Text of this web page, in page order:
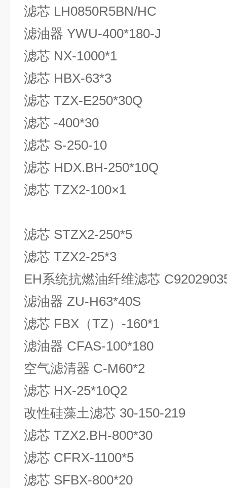
滤芯 LH0850R5BN/HC
滤油器 YWU-400*180-J
滤芯 NX-1000*1
滤芯 HBX-63*3
滤芯 TZX-E250*30Q
滤芯 -400*30
滤芯 S-250-10
滤芯 HDX.BH-250*10Q
滤芯 TZX2-100×1
滤芯 STZX2-250*5
滤芯 TZX2-25*3
EH系统抗燃油纤维滤芯
滤油器 ZU-H63*40S
滤芯 FBX（TZ）-160*1
滤油器 CFAS-100*180
空气滤清器 C-M60*2
滤芯 HX-25*10Q2
改性硅藻土滤芯 30-150-219
滤芯 TZX2.BH-800*30
滤芯 CFRX-1100*5
滤芯 SFBX-800*20